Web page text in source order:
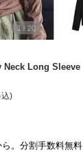
1 / 20
Neck Long Sleeve
)
ら。分割手数料無料